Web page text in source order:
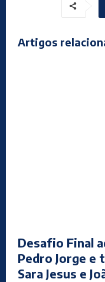
Artigos
Desafio Final
Pedro Jorge e
Sara Jesus e